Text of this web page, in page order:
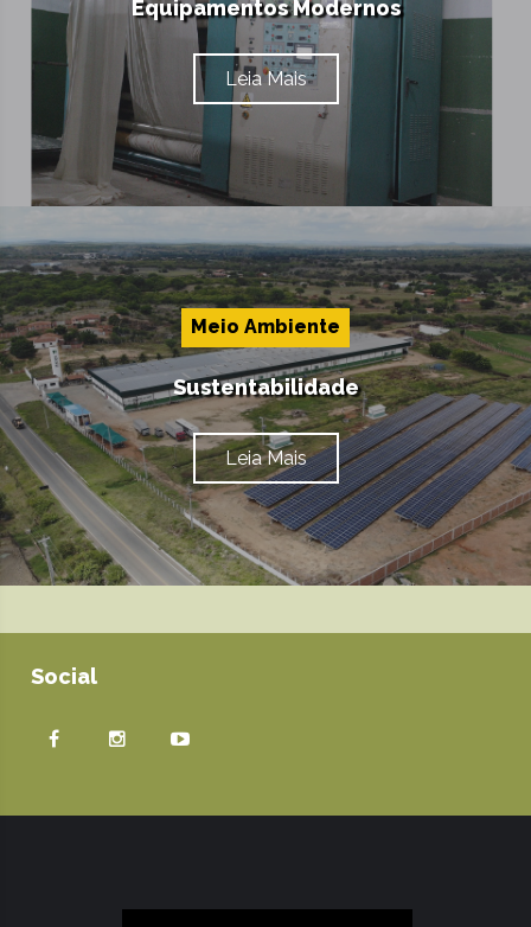
Equipamentos Modernos
Leia Mais
Meio Ambiente
Sustentabilidade
Leia Mais
Social